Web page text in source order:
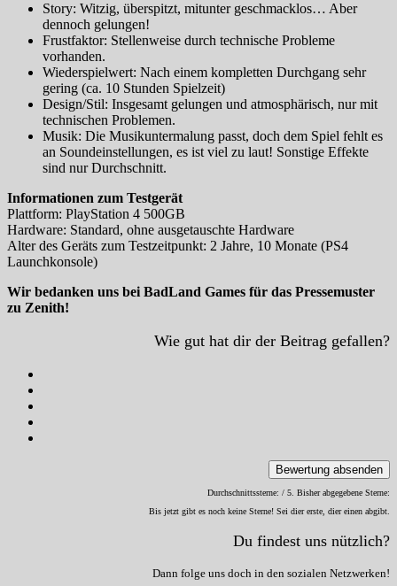
Story: Witzig, überspitzt, mitunter geschmacklos… Aber
dennoch gelungen!
Frustfaktor: Stellenweise durch technische Probleme
vorhanden.
Wiederspielwert: Nach einem kompletten Durchgang sehr
gering (ca. 10 Stunden Spielzeit)
Design/Stil: Insgesamt gelungen und atmosphärisch, nur mit
technischen Problemen.
Musik: Die Musikuntermalung passt, doch dem Spiel fehlt es
an Soundeinstellungen, es ist viel zu laut! Sonstige Effekte
sind nur Durchschnitt.
Informationen zum Testgerät
Plattform: PlayStation 4 500GB
Hardware: Standard, ohne ausgetauschte Hardware
Alter des Geräts zum Testzeitpunkt: 2 Jahre, 10 Monate (PS4
Launchkonsole)
Wir bedanken uns bei BadLand Games für das Pressemuster
zu Zenith!
Wie gut hat dir der Beitrag gefallen?
Bewertung absenden
Durchschnittssterne: / 5. Bisher abgegebene Sterne:
Bis jetzt gibt es noch keine Sterne! Sei dier erste, dier einen abgibt.
Du findest uns nützlich?
Dann folge uns doch in den sozialen Netzwerken!